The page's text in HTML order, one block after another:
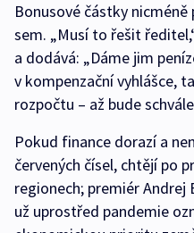
Bonusové částky
sem. „Musí to řešit
a dodává: „Dáme jim
v kompenzační vyhlášce,
rozpočtu – až bude
Pokud finance dorazí a
červených čísel, chtějí po
regionech; premiér
už uprostřed pandemie